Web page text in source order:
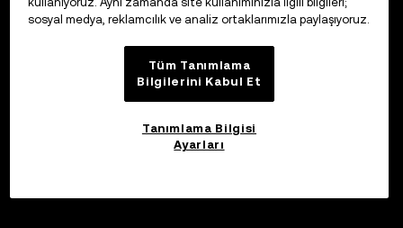
sosyal medya, reklamcılık ve analiz ortaklarımızla paylaşıyoruz.
Tüm Tanımlama
Bilgilerini Kabul Et
Tanımlama Bilgisi
Ayarları